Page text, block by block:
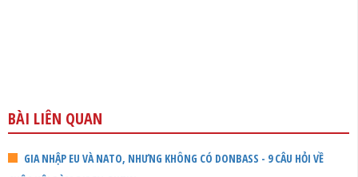
BÀI LIÊN QUAN
GIA NHẬP EU VÀ NATO, NHƯNG KHÔNG CÓ DONBASS - 9 CÂU HỎI VỀ